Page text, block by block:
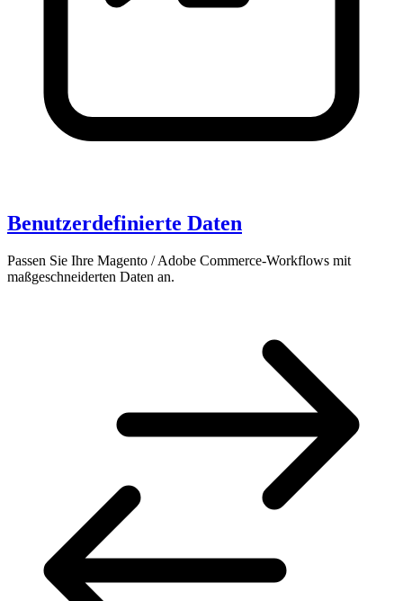
Benutzerdefinierte Daten
Passen Sie Ihre Magento / Adobe Commerce-Workflows mit
maßgeschneiderten Daten an.